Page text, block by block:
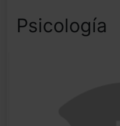
Psicología